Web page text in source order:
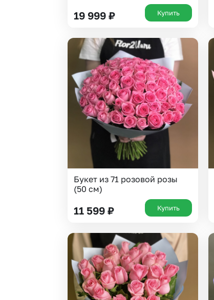
19 999 ₽ Купить
Букет из 71 розовой розы
(50 см)
11 599 ₽ Купить